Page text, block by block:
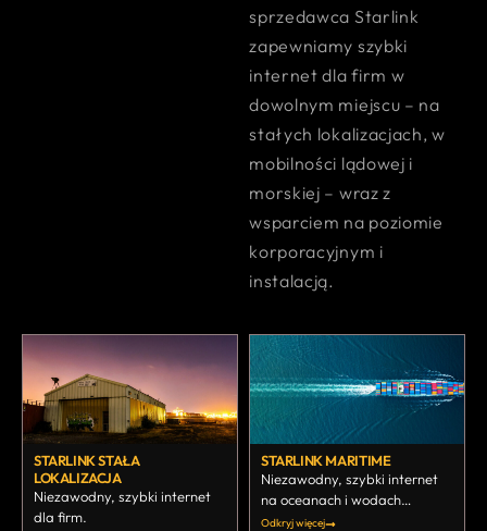
sprzedawca Starlink
zapewniamy szybki
internet dla firm w
dowolnym miejscu – na
stałych lokalizacjach, w
mobilności lądowej i
morskiej – wraz z
wsparciem na poziomie
korporacyjnym i
instalacją.
STARLINK STAŁA
LOKALIZACJA
Niezawodny, szybki internet
dla firm.
STARLINK MARITIME
Niezawodny, szybki internet
na oceanach i wodach
śródlądowych świata.
Odkryj więcej